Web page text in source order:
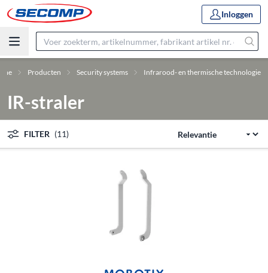
Inloggen
Producten Security systems Infrarood- en thermische technologie
IR-straler
FILTER (11)